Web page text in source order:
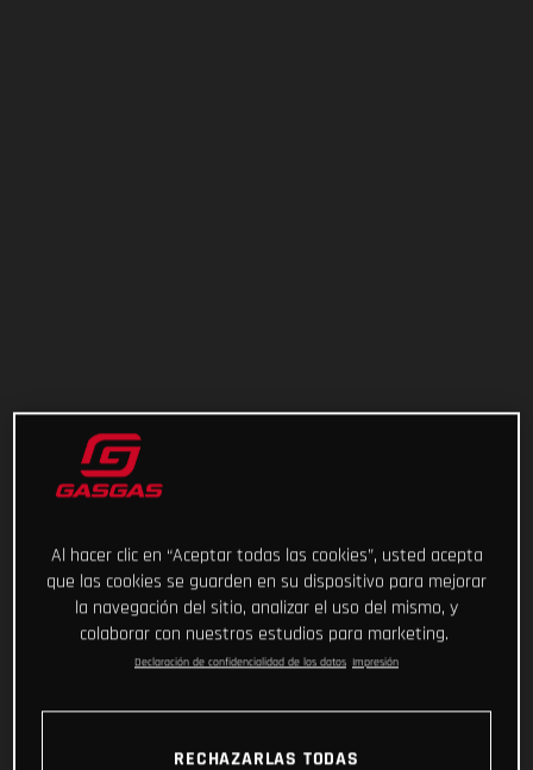
Al hacer clic en “Aceptar todas las cookies”, usted acepta
que las cookies se guarden en su dispositivo para mejorar
la navegación del sitio, analizar el uso del mismo, y
colaborar con nuestros estudios para marketing.
Declaración de confidencialidad de los datos Impresión
RECHAZARLAS TODAS